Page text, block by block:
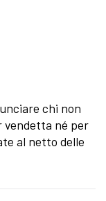
chi non
vendetta né per
al netto delle